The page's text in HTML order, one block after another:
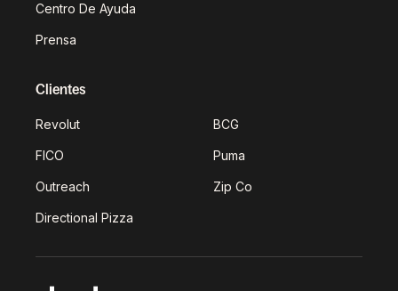
Centro De Ayuda
Prensa
Clientes
Revolut BCG
FICO Puma
Outreach Zip Co
Directional Pizza